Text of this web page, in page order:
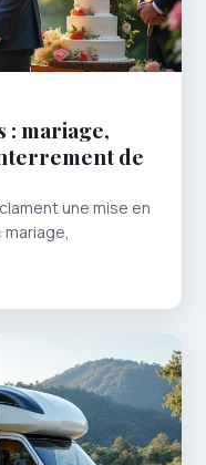
: mariage,
de
une mise en